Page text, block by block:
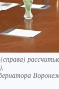
(справа)